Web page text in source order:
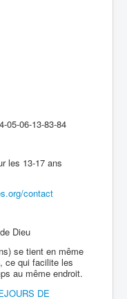
05-06-13-83-84
les 13-17 ans
contact
Dieu
se tient en même
ce qui facilite les
au même endroit.
DE